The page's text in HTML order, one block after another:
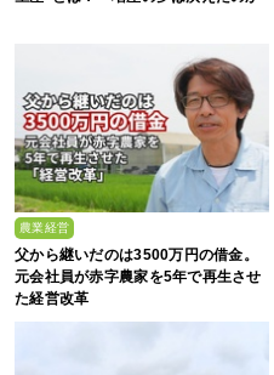
農業経営
父から継いだのは3500万円の借金。
元会社員が赤字農家を5年で再生させ
た経営改革